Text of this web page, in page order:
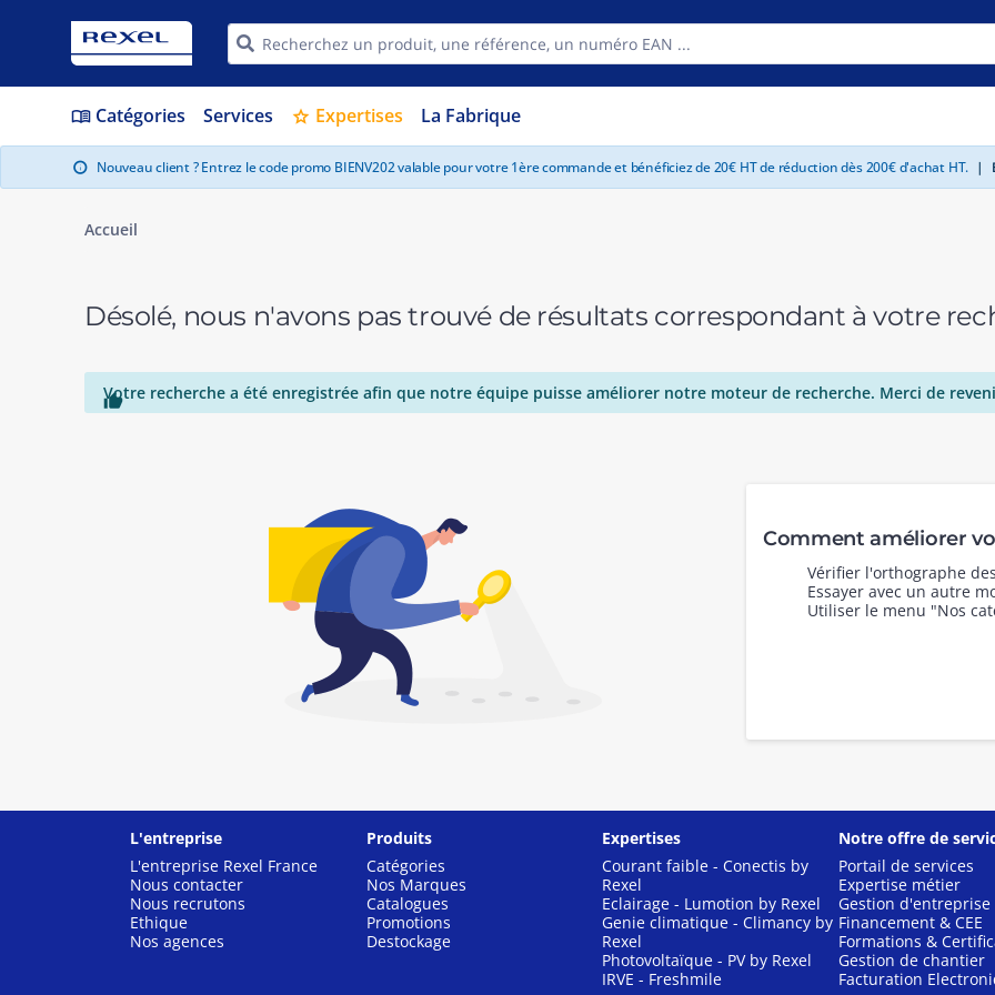
menu_book Catégories Services star Expertises La Fabrique
info Nouveau client ? Entrez le code promo BIENV202 valable pour votre 1ère commande et bénéficiez de 20€ HT de réduction dès 200€ d'achat HT. |
Accueil
Désolé, nous n'avons pas trouvé de résultats correspondant à votre

Votre recherche a été enregistrée afin que notre équipe puisse améliorer notre moteur de recherche. Merci de
Comment améliorer
Vérifier l'orthographe
Essayer avec un autre
Utiliser le menu "Nos
L'entreprise
L'entreprise Rexel France
Nous contacter
Nous recrutons
Ethique
Nos agences
Produits
Catégories
Nos Marques
Catalogues
Promotions
Destockage
Expertises
Courant faible - Conectis by
Rexel
Eclairage - Lumotion by Rexel
Genie climatique - Climancy by
Rexel
Photovoltaïque - PV by Rexel
IRVE - Freshmile
Notre offre de
Portail de services
Expertise métier
Gestion d'entreprise
Financement & CEE
Formations &
Gestion de chantier
Facturation